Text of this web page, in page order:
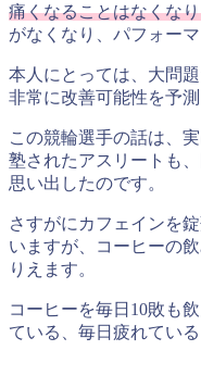
痛くなることはなくな
がなくなり、パフォー
本人にとっては、大問
非常に改善可能性を予
この競輪選手の話は、
塾されたアスリートも
思い出したのです。
さすがにカフェインを
いますが、コーヒーの
りえます。
コーヒーを毎日10敗も
ている、毎日疲れてい